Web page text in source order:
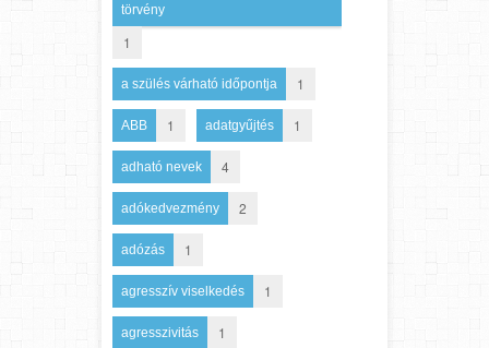
törvény
1
a szülés várható időpontja 1
ABB 1 adatgyűjtés 1
adható nevek 4
adókedvezmény 2
adózás 1
agresszív viselkedés 1
agresszivitás 1